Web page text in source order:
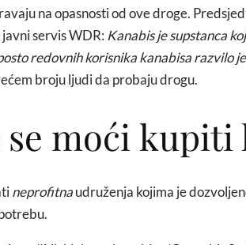
na opasnosti od ove droge.
servis WDR: Kanabis je supstanca
redovnih korisnika kanabisa razvilo
broju ljudi da probaju drogu.
se moći kupiti
neprofitnaudruženja kojima je